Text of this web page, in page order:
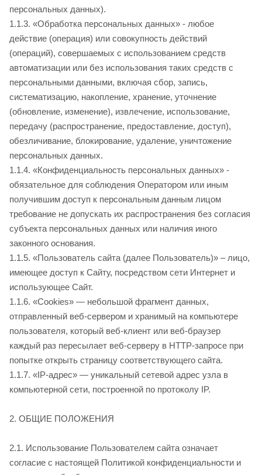
персональных данных).
1.1.3. «Обработка персональных данных» - любое
действие (операция) или совокупность действий
(операций), совершаемых с использованием средств
автоматизации или без использования таких средств с
персональными данными, включая сбор, запись,
систематизацию, накопление, хранение, уточнение
(обновление, изменение), извлечение, использование,
передачу (распространение, предоставление, доступ),
обезличивание, блокирование, удаление, уничтожение
персональных данных.
1.1.4. «Конфиденциальность персональных данных» -
обязательное для соблюдения Оператором или иным
получившим доступ к персональным данным лицом
требование не допускать их распространения без согласия
субъекта персональных данных или наличия иного
законного основания.
1.1.5. «Пользователь сайта (далее Пользователь)» – лицо,
имеющее доступ к Сайту, посредством сети Интернет и
использующее Сайт.
1.1.6. «Cookies» — небольшой фрагмент данных,
отправленный веб-сервером и хранимый на компьютере
пользователя, который веб-клиент или веб-браузер
каждый раз пересылает веб-серверу в HTTP-запросе при
попытке открыть страницу соответствующего сайта.
1.1.7. «IP-адрес» — уникальный сетевой адрес узла в
компьютерной сети, построенной по протоколу IP.
2. ОБЩИЕ ПОЛОЖЕНИЯ
2.1. Использование Пользователем сайта означает
согласие с настоящей Политикой конфиденциальности и